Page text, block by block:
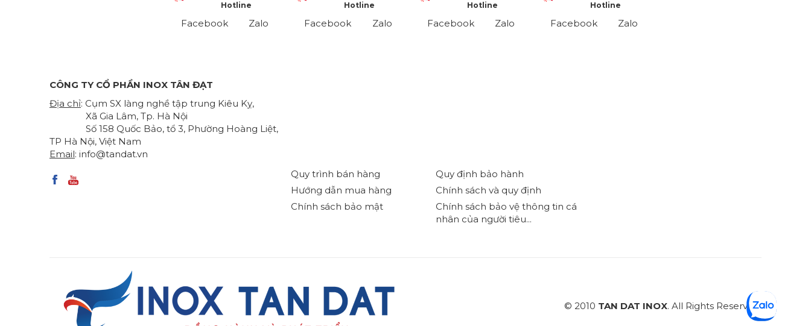
Hotline
Facebook Zalo
Hotline
Facebook Zalo
Hotline
Facebook Zalo
Hotline
Facebook Zalo
CÔNG TY CỔ PHẦN INOX TÂN ĐẠT
Địa chỉ: Cụm SX làng nghề tập trung Kiêu Kỵ,
Xã Gia Lâm, Tp. Hà Nội
Số 158 Quốc Bảo, tổ 3, Phường Hoàng Liệt,
TP Hà Nội, Việt Nam
Email: info@tandat.vn
Quy trình bán hàng
Hướng dẫn mua hàng
Chính sách bảo mật
Quy định bảo hành
Chính sách và quy định
Chính sách bảo vệ thông tin cá
nhân của người tiêu...
© 2010 TAN DAT INOX. All Rights Reserved.